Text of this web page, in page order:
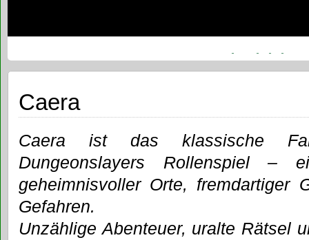
Caera
Caera ist das klassische
Dungeonslayers Rollenspiel –
geheimnisvoller Orte, fremdartiger
Gefahren.
Unzählige Abenteuer, uralte Rätsel